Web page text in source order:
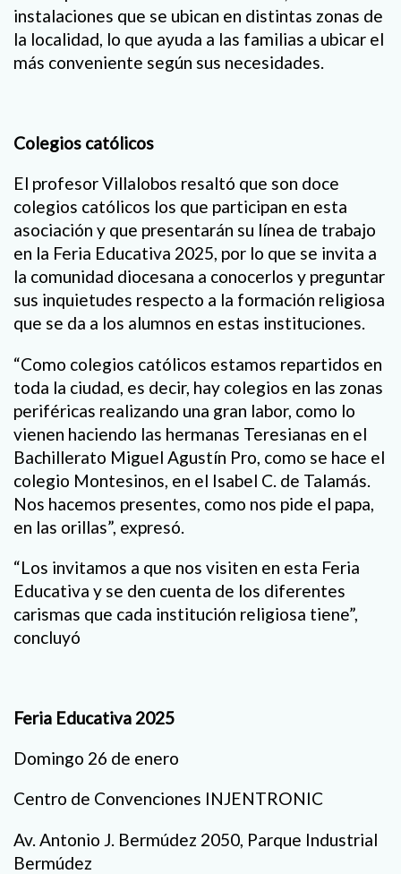
instalaciones que se ubican en distintas zonas de
la localidad, lo que ayuda a las familias a ubicar el
más conveniente según sus necesidades.
Colegios católicos
El profesor Villalobos resaltó que son doce
colegios católicos los que participan en esta
asociación y que presentarán su línea de trabajo
en la Feria Educativa 2025, por lo que se invita a
la comunidad diocesana a conocerlos y preguntar
sus inquietudes respecto a la formación religiosa
que se da a los alumnos en estas instituciones.
“Como colegios católicos estamos repartidos en
toda la ciudad, es decir, hay colegios en las zonas
periféricas realizando una gran labor, como lo
vienen haciendo las hermanas Teresianas en el
Bachillerato Miguel Agustín Pro, como se hace el
colegio Montesinos, en el Isabel C. de Talamás.
Nos hacemos presentes, como nos pide el papa,
en las orillas”, expresó.
“Los invitamos a que nos visiten en esta Feria
Educativa y se den cuenta de los diferentes
carismas que cada institución religiosa tiene”,
concluyó
Feria Educativa 2025
Domingo 26 de enero
Centro de Convenciones INJENTRONIC
Av. Antonio J. Bermúdez 2050, Parque Industrial
Bermúdez